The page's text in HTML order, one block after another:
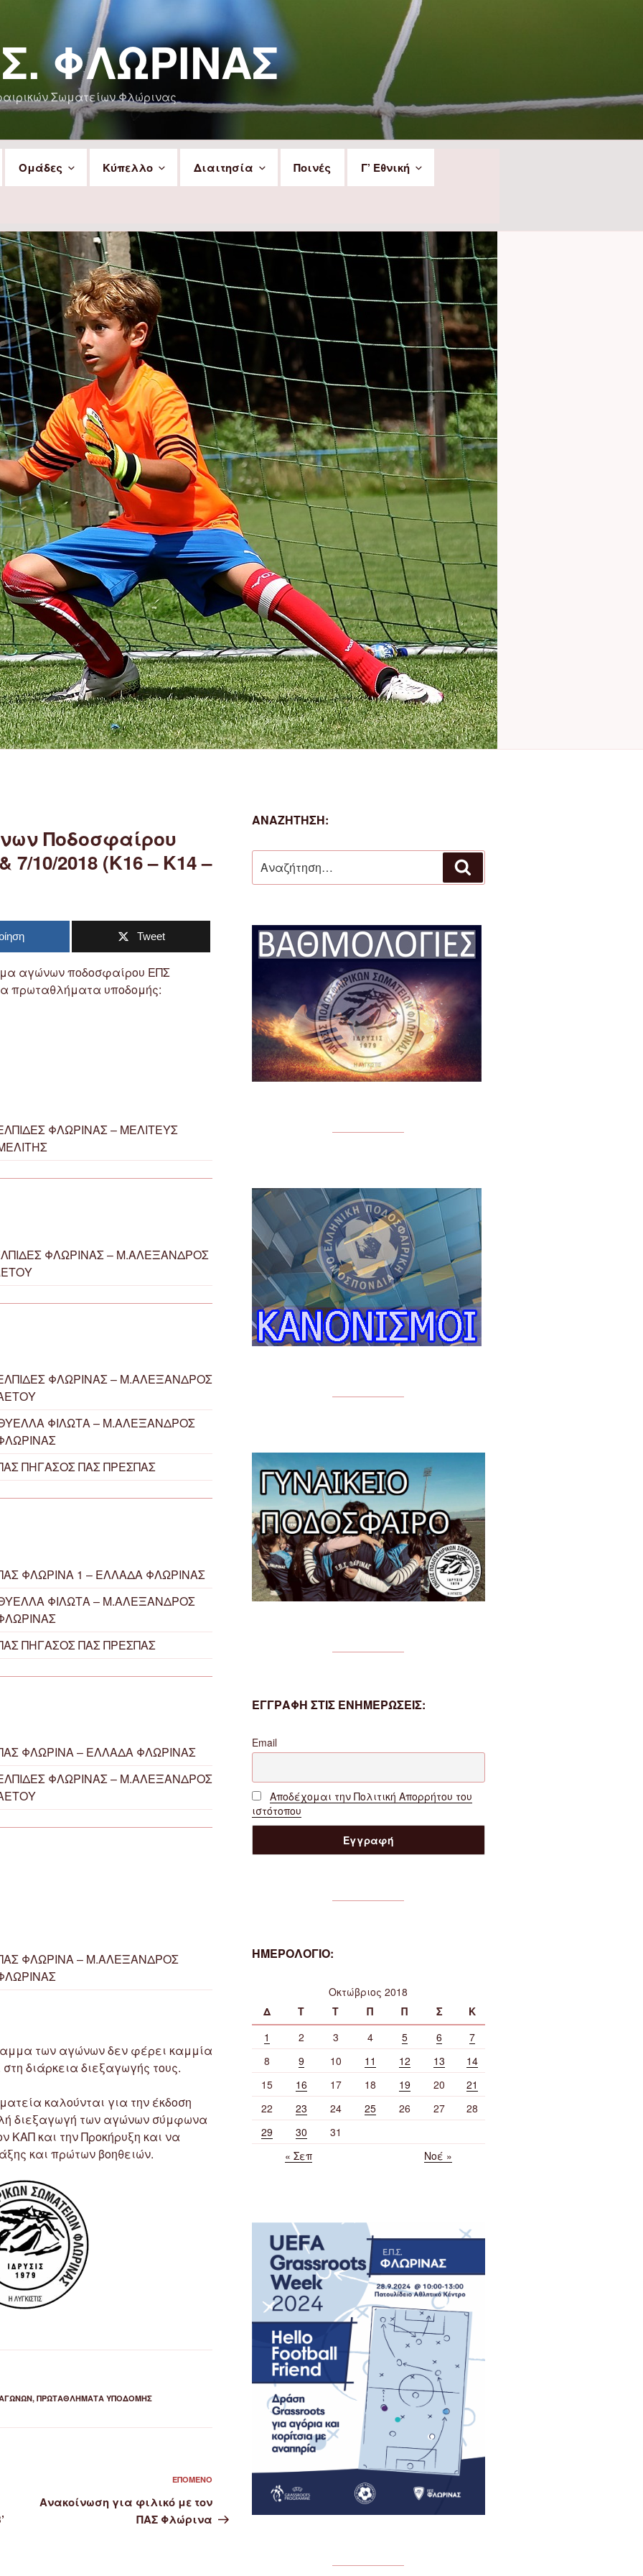
ΦΛΏΡΙΝΑΣ
Σωματείων Φλώρινας
Ομάδες Κύπελλο Διαιτησία Ποινές Γ’ Εθνική
Ποδοσφαίρου
10/2018 (Κ16 – Κ14 –
Tweet
αγώνων ποδοσφαίρου ΕΠΣ
πρωταθλήματα υποδομής:
ΦΛΩΡΙΝΑΣ – ΜΕΛΙΤΕΥΣ
ΦΛΩΡΙΝΑΣ – Μ.ΑΛΕΞΑΝΔΡΟΣ
ΦΛΩΡΙΝΑΣ – Μ.ΑΛΕΞΑΝΔΡΟΣ
ΦΙΛΩΤΑ – Μ.ΑΛΕΞΑΝΔΡΟΣ
ΠΗΓΑΣΟΣ ΠΑΣ ΠΡΕΣΠΑΣ
ΦΛΩΡΙΝΑ 1 – ΕΛΛΑΔΑ ΦΛΩΡΙΝΑΣ
ΦΙΛΩΤΑ – Μ.ΑΛΕΞΑΝΔΡΟΣ
ΠΗΓΑΣΟΣ ΠΑΣ ΠΡΕΣΠΑΣ
ΦΛΩΡΙΝΑ – ΕΛΛΑΔΑ ΦΛΩΡΙΝΑΣ
ΦΛΩΡΙΝΑΣ – Μ.ΑΛΕΞΑΝΔΡΟΣ
ΦΛΩΡΙΝΑ – Μ.ΑΛΕΞΑΝΔΡΟΣ
των αγώνων δεν φέρει καμμία
διάρκεια διεξαγωγής τους.
καλούνται για την έκδοση
διεξαγωγή των αγώνων σύμφωνα
ΚΑΠ και την Προκήρυξη και να
και πρώτων βοηθειών.
, ΠΡΩΤΑΘΛΉΜΑΤΑ ΥΠΟΔΟΜΉΣ
άρθρο
ΕΠΌΜΕΝΟ
Ανακοίνωση για φιλικό με τον
ΠΑΣ Φλώρινα
ΑΝΑΖΉΤΗΣΗ:
για:
ΕΓΓΡΑΦΗ ΣΤΙΣ ΕΝΗΜΕΡΩΣΕΙΣ:
Email
Αποδέχομαι την Πολιτική Απορρήτου του
ιστότοπου
ΗΜΕΡΟΛΟΓΙΟ:
Οκτώβριος 2018
Δ
Τ Τ Π Π Σ
Κ
1
2 3 4 5 6
7
8
9 10 11 12 13
14
15
16 17 18 19 20
21
22
23 24 25 26 27
28
29
30
31
« Σεπ
Νοέ »